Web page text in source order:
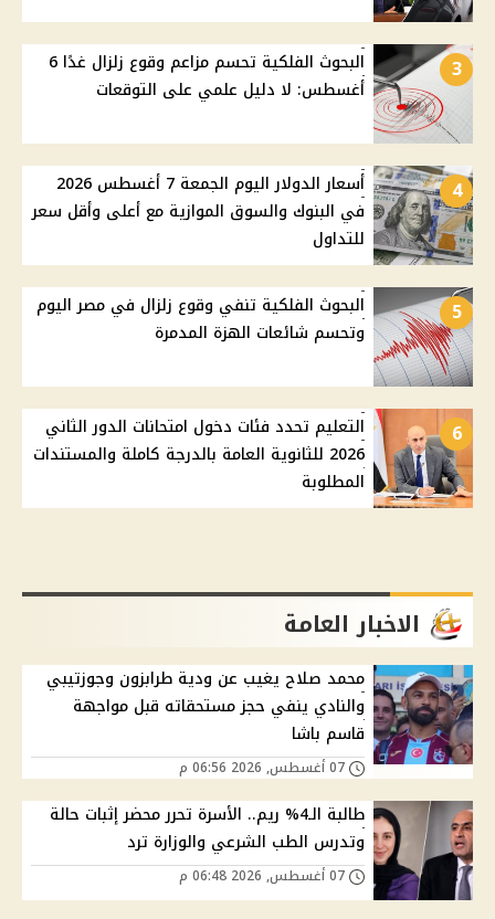
3
البحوث الفلكية تحسم مزاعم وقوع زلزال غدًا 6
أغسطس: لا دليل علمي على التوقعات
4
أسعار الدولار اليوم الجمعة 7 أغسطس 2026
في البنوك والسوق الموازية مع أعلى وأقل سعر
للتداول
5
البحوث الفلكية تنفي وقوع زلزال في مصر اليوم
وتحسم شائعات الهزة المدمرة
6
التعليم تحدد فئات دخول امتحانات الدور الثاني
2026 للثانوية العامة بالدرجة كاملة والمستندات
المطلوبة
الاخبار العامة
محمد صلاح يغيب عن ودية طرابزون وجوزتيبي
والنادي ينفي حجز مستحقاته قبل مواجهة
قاسم باشا
طالبة الـ4% ريم.. الأسرة تحرر محضر إثبات حالة
وتدرس الطب الشرعي والوزارة ترد